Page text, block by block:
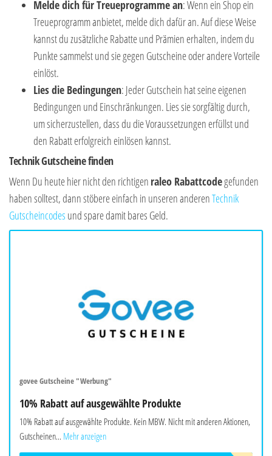
Melde dich für Treueprogramme an: Wenn ein Shop ein
Treueprogramm anbietet, melde dich dafür an. Auf diese Weise
kannst du zusätzliche Rabatte und Prämien erhalten, indem du
Punkte sammelst und sie gegen Gutscheine oder andere Vorteile
einlöst.
Lies die Bedingungen: Jeder Gutschein hat seine eigenen
Bedingungen und Einschränkungen. Lies sie sorgfältig durch,
um sicherzustellen, dass du die Voraussetzungen erfüllst und
den Rabatt erfolgreich einlösen kannst.
Technik Gutscheine finden
Wenn Du heute hier nicht den richtigen raleo Rabattcodegefunden
haben solltest, dann stöbere einfach in unseren anderenTechnik
Gutscheincodes und spare damit bares Geld.
govee Gutscheine "Werbung"
10% Rabatt auf ausgewählte Produkte
10% Rabatt auf ausgewählte Produkte. Kein MBW. Nicht mit anderen Aktionen,
Gutscheinen... Mehr anzeigen